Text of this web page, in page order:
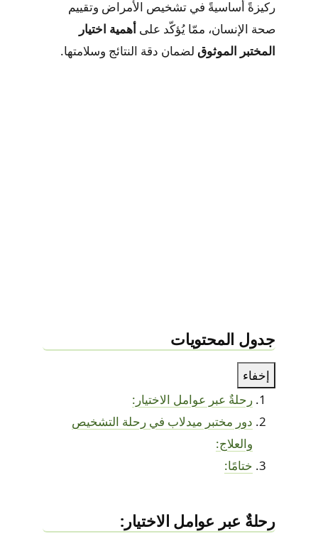
ركيزةً أساسيةً في تشخيص الأمراض وتقييم
صحة الإنسان، ممّا يُؤكّد على أهمية اختيار
المختبر الموثوق لضمان دقة النتائج وسلامتها.
جدول المحتويات
إخفاء
رحلةٌ عبر عوامل الاختيار:
دور مختبر ميدلاب في رحلة التشخيص
والعلاج:
ختامًا:
رحلةٌ عبر عوامل الاختيار: